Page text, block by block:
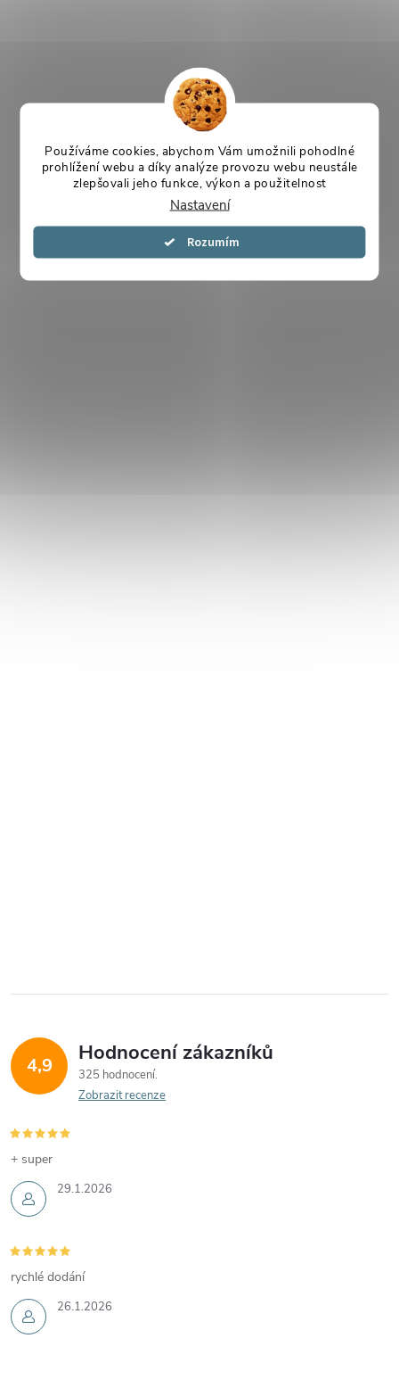
Používáme cookies, abychom Vám umožnili pohodlné
prohlížení webu a díky analýze provozu webu neustále
zlepšovali jeho funkce, výkon a použitelnost
Nastavení
Souhlasím
4,9 Hodnocení zákazníků
325 hodnocení
Zobrazit recenze
29.1.2026
+ super
26.1.2026
rychlé dodání